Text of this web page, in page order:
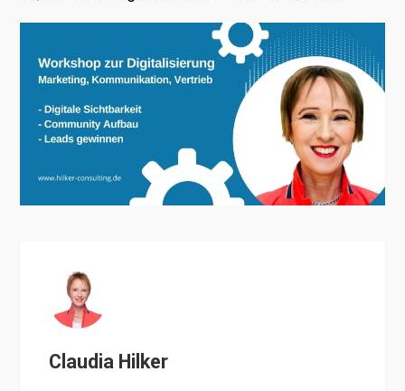
Claudia Hilker